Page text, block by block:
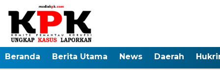
Beranda Berita Utama News Daerah